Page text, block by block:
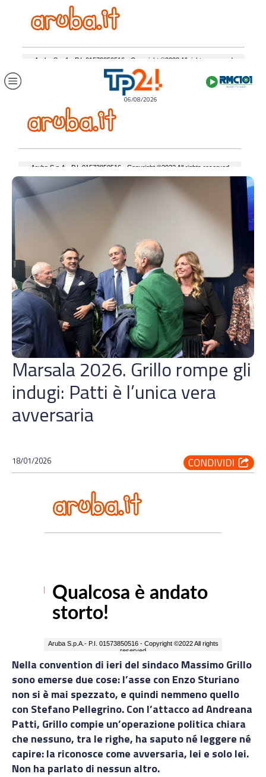
06/08/2026
Marsala 2026. Grillo rompe gli
indugi: Patti è l’unica vera
avversaria
18/01/2026
Nella convention di ieri del sindaco Massimo Grillo
sono emerse due cose: l’asse con Enzo Sturiano
non si è mai spezzato, e quindi nemmeno quello
con Stefano Pellegrino. Con l’attacco ad Andreana
Patti, Grillo compie un’operazione politica chiara
che nessuno, tra le righe, ha saputo né leggere né
capire: la riconosce come avversaria, lei e solo lei.
Non ha parlato di nessun altro.